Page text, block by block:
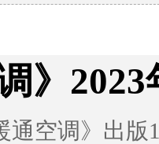
》
通空调》出